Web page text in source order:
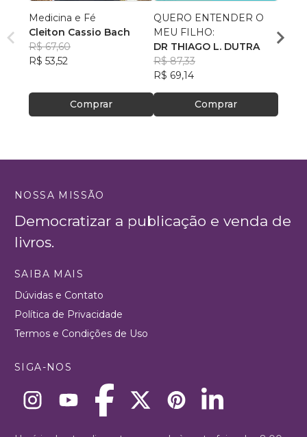
Medicina e Fé
Cleiton Cassio Bach
R$ 67,60
R$ 53,52
Comprar
QUERO ENTENDER O
MEU FILHO:
DR THIAGO L. DUTRA
R$ 87,33
R$ 69,14
Comprar
NOSSA MISSÃO
Democratizar a publicação e venda de
livros.
SAIBA MAIS
Dúvidas e Contato
Política de Privacidade
Termos e Condições de Uso
SIGA-NOS